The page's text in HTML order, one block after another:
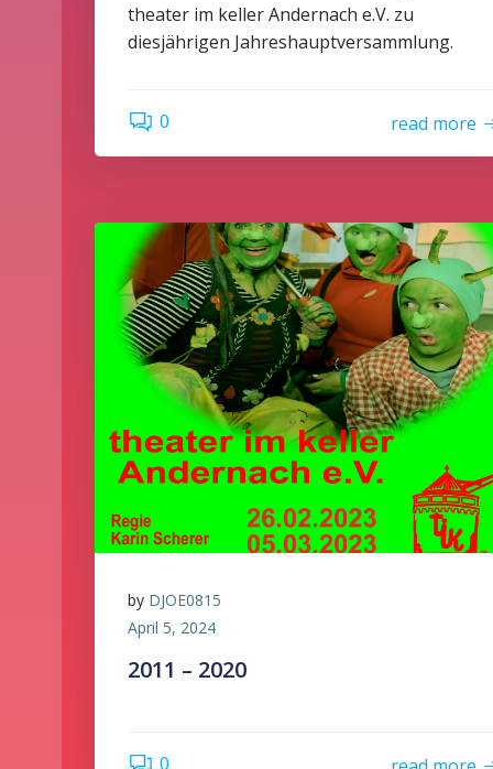
theater im keller Andernach e.V. zu
diesjährigen Jahreshauptversammlung.
0 read more
by DJOE0815
April 5, 2024
2011 – 2020
0